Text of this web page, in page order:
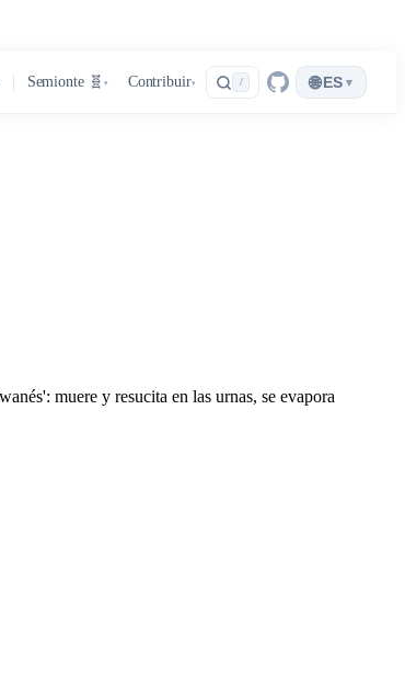
Semionte 🧬 ▾ Contribuir▾ / 🌐 ES ▾
muere y resucita en las urnas, se evapora